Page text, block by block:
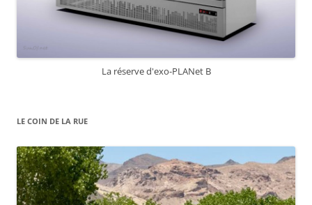
La réserve d'exo-PLANet B
LE COIN DE LA RUE